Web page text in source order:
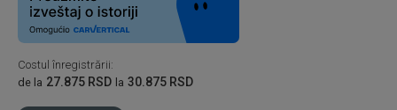
Costul înregistrării:
de la 27.875 RSD la 30.875 RSD